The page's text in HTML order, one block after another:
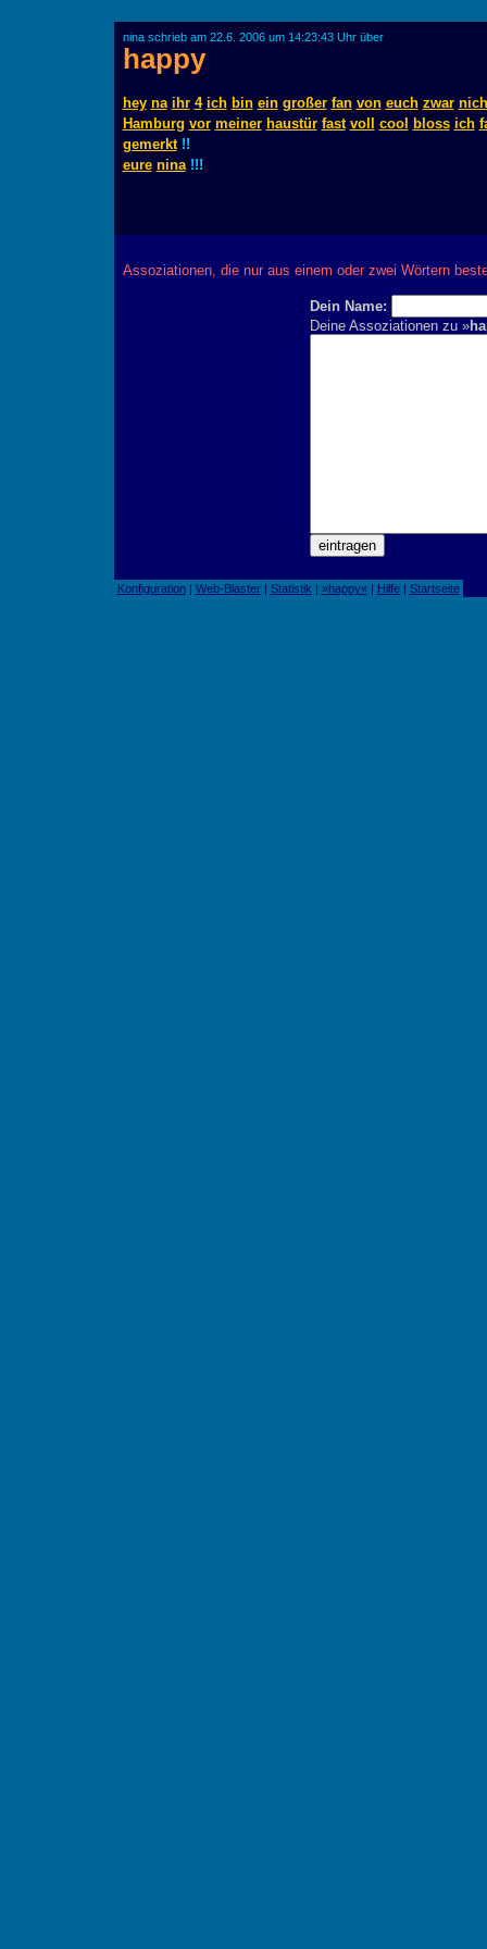
nina schrieb am 22.6. 2006 um 14:23:43 Uhr über
happy
hey na ihr 4 ich bin ein großer fan von euch zwar
Hamburg vor meiner haustür fast voll cool bloss ich
gemerkt!!
eure nina!!!
Assoziationen, die nur aus einem oder zwei Wörtern
Dein Name:
Deine Assoziationen zu »
Konfiguration| Web-Blaster| Statistik | »happy«| Hilfe| Startseite